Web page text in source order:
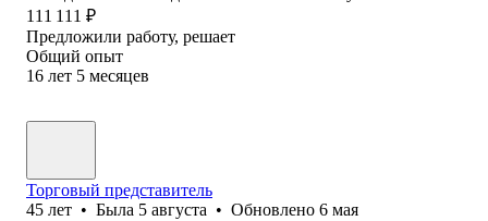
111 111 ₽
Предложили работу, решает
Общий опыт
16 лет 5 месяцев
Торговый представитель
45 лет • Была 5 августа • Обновлено 6 мая